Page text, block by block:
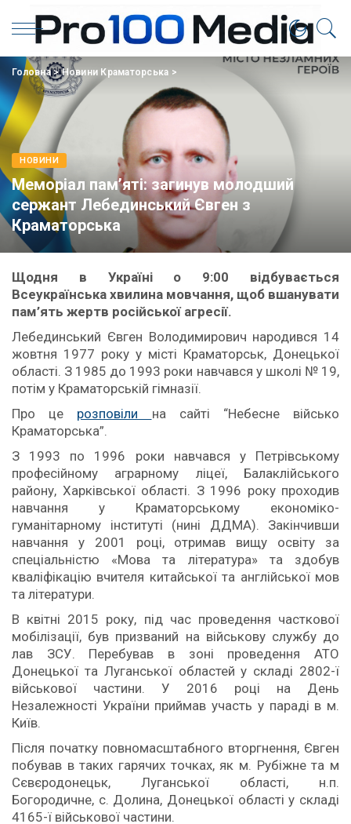
Головна>Новини Краматорська >
НОВИНИ
Меморіал пам’яті: загинув молодший
сержант Лебединський Євген з
Краматорська
Щодня в Україні о 9:00 відбувається
Всеукраїнська хвилина мовчання, щоб вшанувати
пам’ять жертв російської агресії.
Лебединський Євген Володимирович народився 14
жовтня 1977 року у місті Краматорськ, Донецької
області. З 1985 до 1993 роки навчався у школі № 19,
потім у Краматорській гімназії.
Про це розповіли на сайті “Небесне військо
Краматорська”.
З 1993 по 1996 роки навчався у Петрівському
професійному аграрному ліцеї, Балаклійського
району, Харківської області. З 1996 року проходив
навчання у Краматорському економіко-
гуманітарному інституті (нині ДДМА). Закінчивши
навчання у 2001 році, отримав вищу освіту за
спеціальністю «Мова та література» та здобув
кваліфікацію вчителя китайської та англійської мов
та літератури.
В квітні 2015 року, під час проведення часткової
мобілізації, був призваний на військову службу до
лав ЗСУ. Перебував в зоні проведення АТО
Донецької та Луганської областей у складі 2802-ї
військової частини. У 2016 році на День
Незалежності України приймав участь у параді в м.
Київ.
Після початку повномасштабного вторгнення, Євген
побував в таких гарячих точках, як м. Рубіжне та м
Сєвєродонецьк, Луганської області, н.п.
Богородичне, с. Долина, Донецької області у складі
4165-ї військової частини.